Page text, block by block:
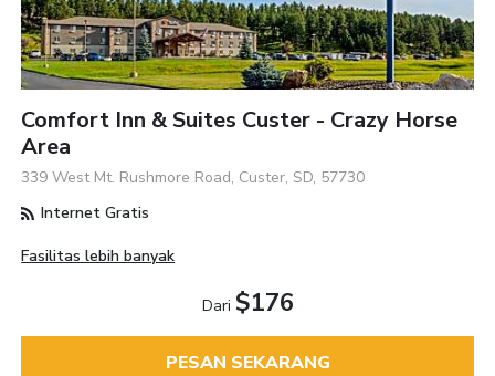
Comfort Inn & Suites Custer - Crazy Horse
Area
339 West Mt. Rushmore Road, Custer, SD, 57730
Internet Gratis
Fasilitas lebih banyak
Dari $176
PESAN SEKARANG